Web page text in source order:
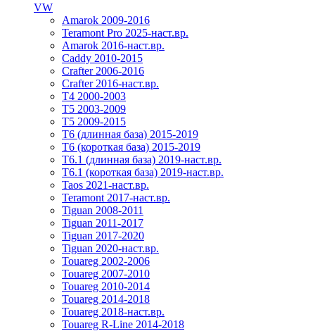
VW
Amarok 2009-2016
Teramont Pro 2025-наст.вр.
Amarok 2016-наст.вр.
Caddy 2010-2015
Crafter 2006-2016
Crafter 2016-наст.вр.
T4 2000-2003
T5 2003-2009
T5 2009-2015
T6 (длинная база) 2015-2019
Т6 (короткая база) 2015-2019
T6.1 (длинная база) 2019-наст.вр.
T6.1 (короткая база) 2019-наст.вр.
Taos 2021-наст.вр.
Teramont 2017-наст.вр.
Tiguan 2008-2011
Tiguan 2011-2017
Tiguan 2017-2020
Tiguan 2020-наст.вр.
Touareg 2002-2006
Touareg 2007-2010
Touareg 2010-2014
Touareg 2014-2018
Touareg 2018-наст.вр.
Touareg R-Line 2014-2018